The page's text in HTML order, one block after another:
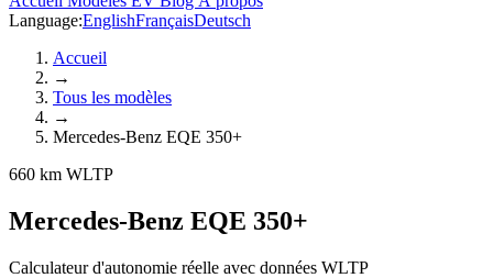
Language:EnglishFrançaisDeutsch
Accueil
→
Tous les modèles
→
Mercedes-Benz EQE 350+
660 km WLTP
Mercedes-Benz EQE 350+
Calculateur d'autonomie réelle avec données WLTP